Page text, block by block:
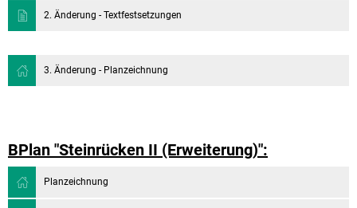
2. Änderung - Textfestsetzungen
3. Änderung - Planzeichnung
BPlan "Steinrücken II (Erweiterung)":
Planzeichnung